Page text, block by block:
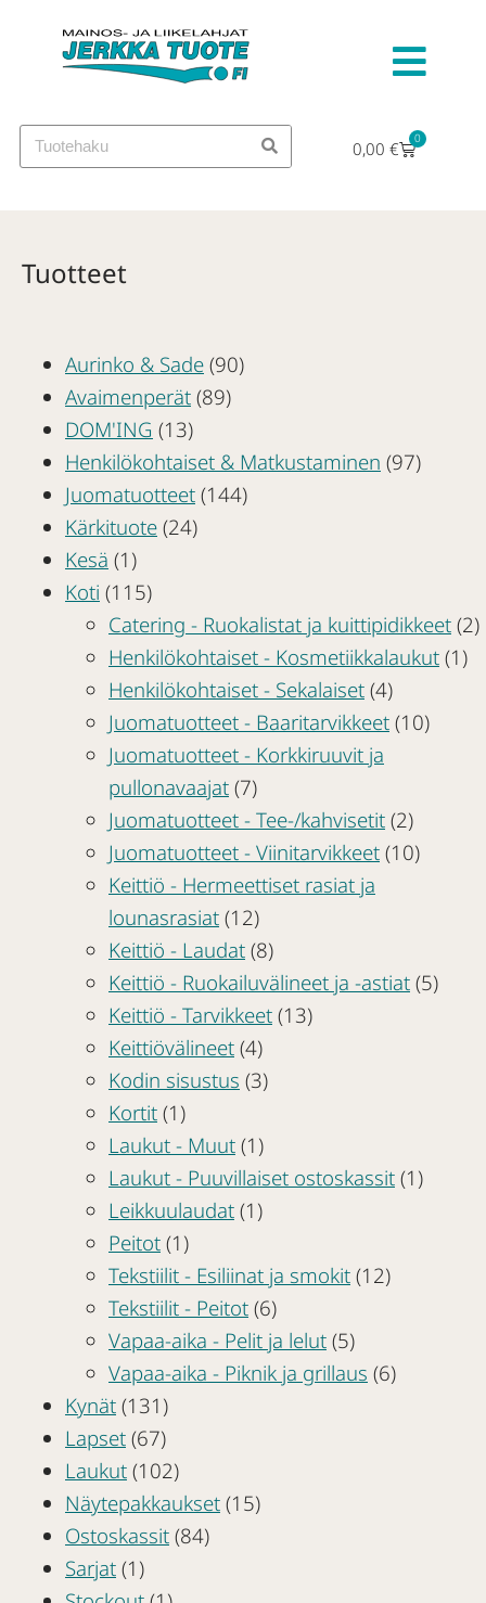
0,00 € 0
Tuotteet
Aurinko & Sade (90)
Avaimenperät (89)
DOM'ING (13)
Henkilökohtaiset & Matkustaminen (97)
Juomatuotteet (144)
Kärkituote (24)
Kesä (1)
Koti (115)
Catering - Ruokalistat ja kuittipidikkeet (2)
Henkilökohtaiset - Kosmetiikkalaukut (1)
Henkilökohtaiset - Sekalaiset (4)
Juomatuotteet - Baaritarvikkeet (10)
Juomatuotteet - Korkkiruuvit ja
pullonavaajat (7)
Juomatuotteet - Tee-/kahvisetit (2)
Juomatuotteet - Viinitarvikkeet (10)
Keittiö - Hermeettiset rasiat ja
lounasrasiat (12)
Keittiö - Laudat (8)
Keittiö - Ruokailuvälineet ja -astiat (5)
Keittiö - Tarvikkeet (13)
Keittiövälineet (4)
Kodin sisustus (3)
Kortit (1)
Laukut - Muut (1)
Laukut - Puuvillaiset ostoskassit (1)
Leikkuulaudat (1)
Peitot (1)
Tekstiilit - Esiliinat ja smokit (12)
Tekstiilit - Peitot (6)
Vapaa-aika - Pelit ja lelut (5)
Vapaa-aika - Piknik ja grillaus (6)
Kynät (131)
Lapset (67)
Laukut (102)
Näytepakkaukset (15)
Ostoskassit (84)
Sarjat (1)